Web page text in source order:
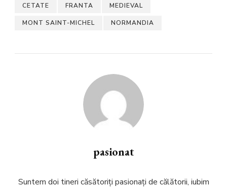
CETATE FRANTA MEDIEVAL
MONT SAINT-MICHEL NORMANDIA
pasionat
Suntem doi tineri căsătoriți pasionați de călătorii, iubim